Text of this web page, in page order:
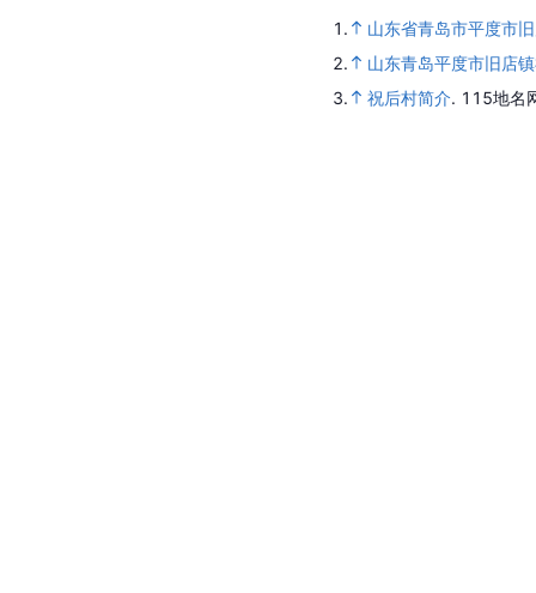
1.
山东省青岛市平度市
2.
山东青岛平度市旧店
3.
祝后村简介. 115地名